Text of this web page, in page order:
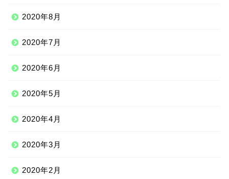
2020年8月
2020年7月
2020年6月
2020年5月
2020年4月
2020年3月
2020年2月